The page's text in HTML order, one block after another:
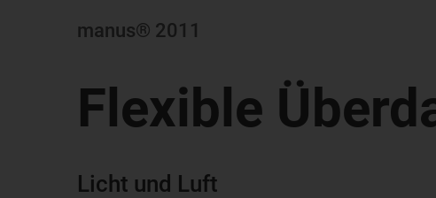
manus® 2011
Flexible
Licht und Luft